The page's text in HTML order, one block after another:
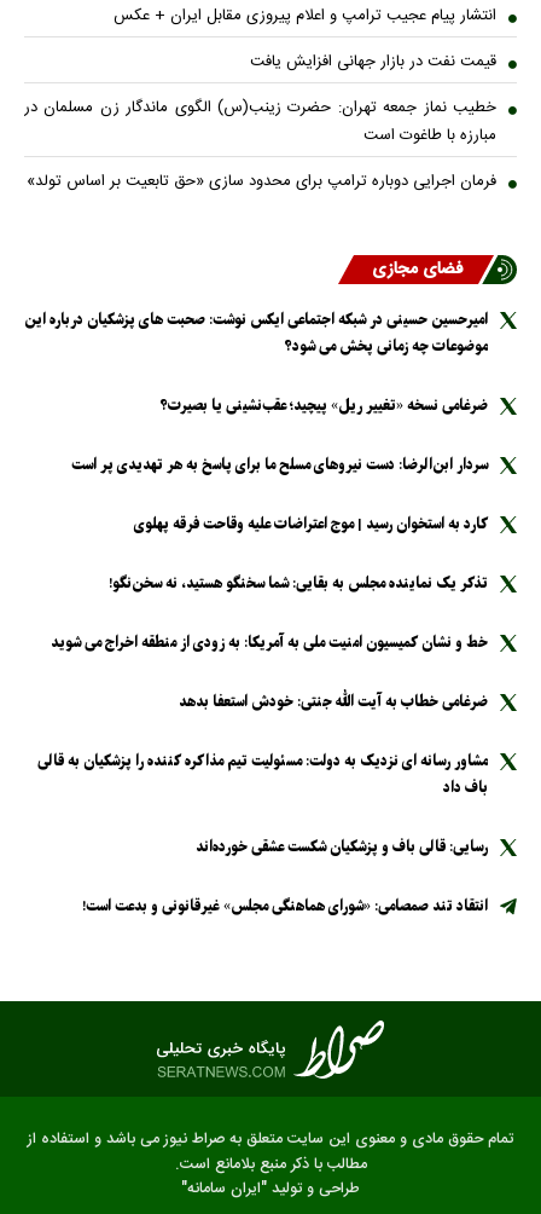
انتشار پیام عجیب ترامپ و اعلام پیروزی مقابل ایران + عکس
قیمت نفت در بازار جهانی افزایش یافت
خطیب نماز جمعه تهران: حضرت زینب(س) الگوی ماندگار زن مسلمان در
مبارزه با طاغوت است
فرمان اجرایی دوباره ترامپ برای محدود سازی «حق تابعیت بر اساس تولد»
فضای مجازی
امیرحسین حسینی در شبکه اجتماعی ایکس نوشت: صحبت های پزشکیان درباره این
موضوعات چه زمانی پخش می شود؟
ضرغامی نسخه «تغییر ریل» پیچید؛ عقب‌نشینی یا بصیرت؟
سردار ابن‌الرضا: دست نیرو‌های مسلح ما برای پاسخ به هر تهدیدی پر است
کارد به استخوان رسید | موج اعتراضات علیه وقاحت فرقه پهلوی
تذکر یک نماینده مجلس به بقایی: شما سخنگو هستید، نه سخن‌نگو!
خط و نشان کمیسیون امنیت ملی به آمریکا: به زودی از منطقه اخراج می شوید
ضرغامی خطاب به آیت الله جنتی: خودش استعفا بدهد
مشاور رسانه ای نزدیک به دولت: مسئولیت تیم مذاکره کننده را پزشکیان به قالی
باف داد
رسایی: قالی باف و پزشکیان شکست عشقی خورده‌اند
انتقاد تند صمصامی: «شورای هماهنگی مجلس» غیرقانونی و بدعت است!
تمام حقوق مادی و معنوی این سایت متعلق به صراط نیوز می باشد و استفاده از
مطالب با ذکر منبع بلامانع است.
طراحی و تولید"ایران سامانه"